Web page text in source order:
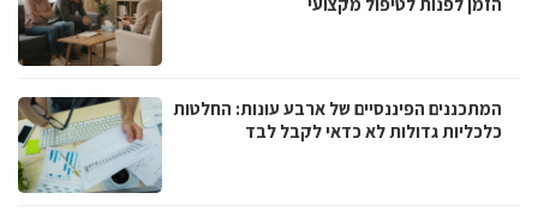
הזמן לפנות לטיפול מקצועי
המתכננים הפיננסיים של ארבע עונות: החלטות
כלכליות גדולות לא כדאי לקבל לבד